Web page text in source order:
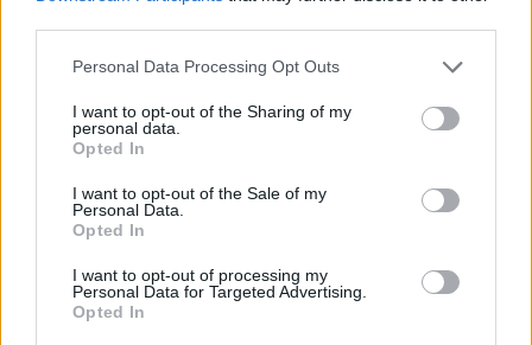
Personal Data Processing Opt Outs
I want to opt-out of the Sharing of my
personal data.
Opted In
I want to opt-out of the Sale of my
Personal Data.
Opted In
I want to opt-out of processing my
Personal Data for Targeted Advertising.
Opted In
εγγραφής, ανανέωσης εγγραφής ή μετεγγραφής σε…